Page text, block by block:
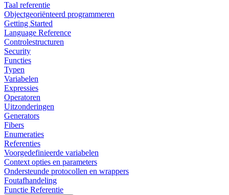
Taal referentie
Objectgeoriënteerd programmeren
Getting Started
Language Reference
Controlestructuren
Security
Functies
Typen
Variabelen
Expressies
Operatoren
Uitzonderingen
Generators
Fibers
Enumeraties
Referenties
Voorgedefinieerde variabelen
Context opties en parameters
Ondersteunde protocollen en wrappers
Foutafhandeling
Functie Referentie